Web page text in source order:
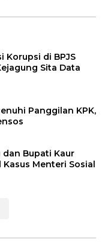
Korupsi di BPJS
Sita Data
Panggilan KPK,
dan Bupati Kaur
Kasus Menteri Sosial